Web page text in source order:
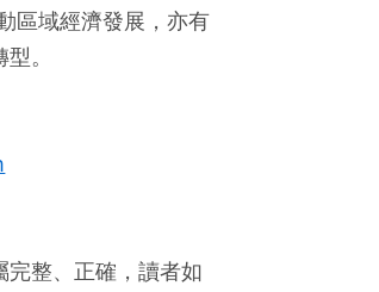
區域經濟發展，亦有
。
整、正確，讀者如